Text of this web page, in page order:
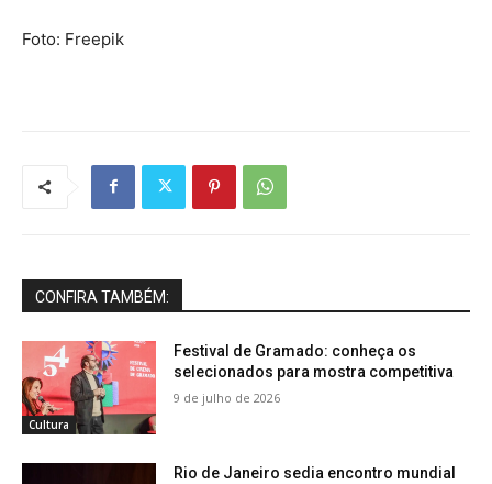
Foto: Freepik
CONFIRA TAMBÉM:
Cultura
Festival de Gramado: conheça os
selecionados para mostra competitiva
9 de julho de 2026
Rio de Janeiro sedia encontro mundial